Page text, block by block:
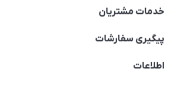
63 0000 43 - 021
تهران - طبقه سوم تجاری - پلاک 11014
خدمات مشتریان
قوانین و مقررات
پیگیری سفارشات
رهگیری مرسولات پست
اطلاعات